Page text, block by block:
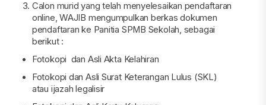
Calon murid yang telah menyelesaikan pendaftaran
online, WAJIB mengumpulkan berkas dokumen
pendaftaran ke Panitia SPMB Sekolah, sebagai
berikut :
Fotokopi dan Asli Akta Kelahiran
Fotokopi dan Asli Surat Keterangan Lulus (SKL)
atau ijazah legalisir